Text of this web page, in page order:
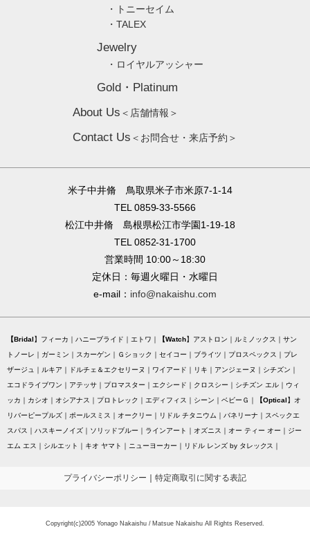
・トニーセイム
・TALEX
Jewelry
・ロイヤルアッシャー
Gold・Platinum
About Us ＜店舗情報＞
Contact Us ＜お問合せ・来店予約＞
米子中井脩 鳥取県米子市米原7-1-14
TEL 0859-33-5566
松江中井脩 島根県松江市学園1-19-18
TEL 0852-31-1700
営業時間 10:00～18:30
定休日：毎週火曜日・水曜日
e-mail： info@nakaishu.com
Bridal フィーカ ハニーブライド エトワ Watch アストロン ルミノックス
サン
トノーレ
ガーミン スカーゲン Ｇショック セイコー ブライツ プロスペックス
プレ
ザージュ
ルキア ドルチェ＆エクセリーヌ ワイアード リキ アンジェーヌ
シチズン
エコドライブワン
アテッサ プロマスター エクシード クロスシー シチズン エル
ウィ
ッカ
カシオ オシアナス プロトレック エディフィス シーン ベビーＧ Optical
オ
リバーピープルズ
ポールスミス オークリー リドル チタニウム バネリーナ
スペックエ
スパス
ハスキーノイズ ソリッドブルー ラインアート オズニス オー ティー オー
ジー
エム エス
シルエット キオ ヤマト ニューヨーカー リドル レンズ by タレックス
プライバシーポリシー 特定商取引に関する表記
Copyright(c)2005 Yonago Nakaishu / Matsue Nakaishu All Rights Reserved.